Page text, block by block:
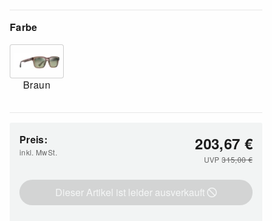
Farbe
Braun
Preis:
inkl. MwSt. 203,67 €
UVP315,00€
Dieser Artikel ist leider ausverkauft